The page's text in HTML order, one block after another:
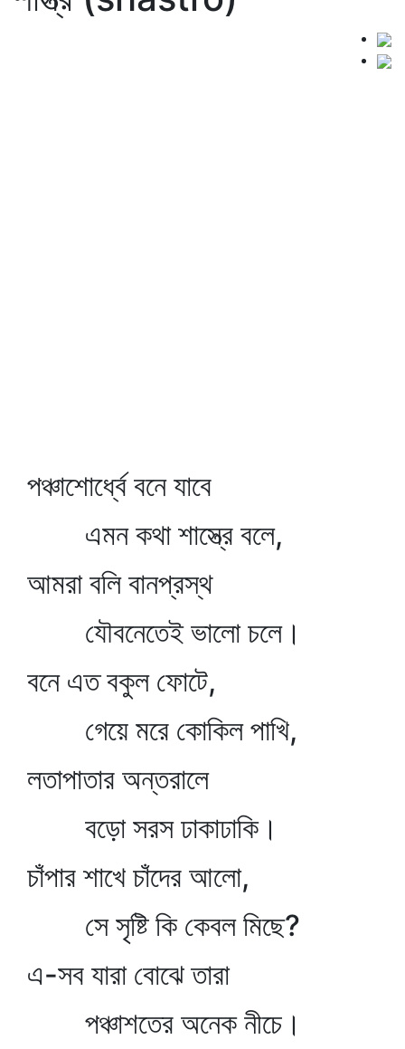
পঞ্চাশোর্ধ্বে বনে যাবে
এমন কথা শাস্ত্রে বলে,
আমরা বলি বানপ্রস্থ
যৌবনেতেই ভালো চলে।
বনে এত বকুল ফোটে,
গেয়ে মরে কোকিল পাখি,
লতাপাতার অন্তরালে
বড়ো সরস ঢাকাঢাকি।
চাঁপার শাখে চাঁদের আলো,
সে সৃষ্টি কি কেবল মিছে?
এ-সব যারা বোঝে তারা
পঞ্চাশতের অনেক নীচে।